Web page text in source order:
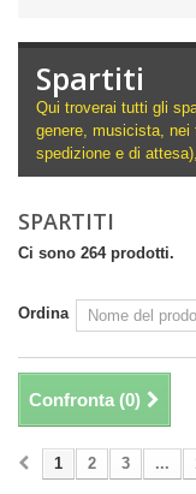
Spartiti
Qui troverai tutti gli
genere, musicista,
spedizione e di
SPARTITI
Ci sono 264 prodotti.
Ordina
Confronta (0)
1 2 3 ...